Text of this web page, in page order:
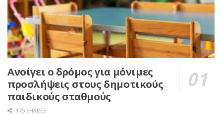
Ανοίγει ο δρόμος για μόνιμες
προσλήψεις στους δημοτικούς
παιδικούς σταθμούς
175 SHARES